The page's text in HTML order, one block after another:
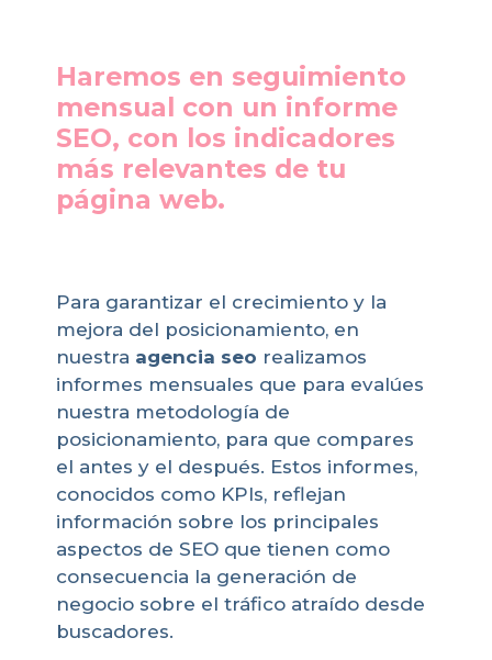
Haremos en seguimiento
mensual con un informe
SEO, con los indicadores
más relevantes de tu
página web.
Para garantizar el crecimiento y la
mejora del posicionamiento, en
nuestra agencia seo realizamos
informes mensuales que para evalúes
nuestra metodología de
posicionamiento, para que compares
el antes y el después. Estos informes,
conocidos como KPIs, reflejan
información sobre los principales
aspectos de SEO que tienen como
consecuencia la generación de
negocio sobre el tráfico atraído desde
buscadores.